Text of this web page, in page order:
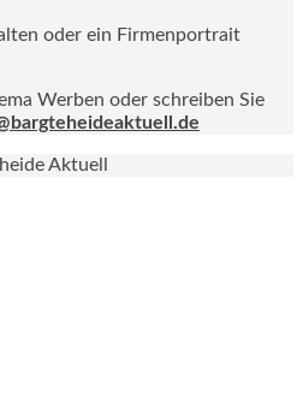
oder ein Firmenportrait
Werben oder schreiben Sie
Aktuell